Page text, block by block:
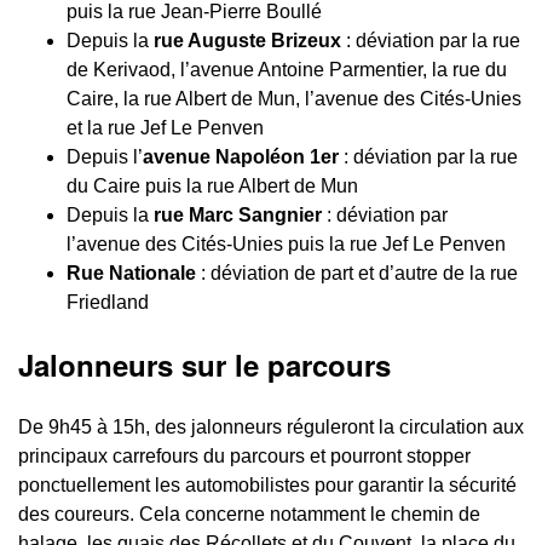
puis la rue Jean-Pierre Boullé
Depuis la rue Auguste Brizeux : déviation par la rue
de Kerivaod, l’avenue Antoine Parmentier, la rue du
Caire, la rue Albert de Mun, l’avenue des Cités-Unies
et la rue Jef Le Penven
Depuis l’avenue Napoléon 1er : déviation par la rue
du Caire puis la rue Albert de Mun
Depuis la rue Marc Sangnier : déviation par
l’avenue des Cités-Unies puis la rue Jef Le Penven
Rue Nationale : déviation de part et d’autre de la rue
Friedland
Jalonneurs sur le parcours
De 9h45 à 15h, des jalonneurs réguleront la circulation aux
principaux carrefours du parcours et pourront stopper
ponctuellement les automobilistes pour garantir la sécurité
des coureurs. Cela concerne notamment le chemin de